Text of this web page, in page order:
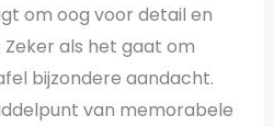
om oog voor detail en
Zeker als het gaat om
bijzondere aandacht.
van memorabele